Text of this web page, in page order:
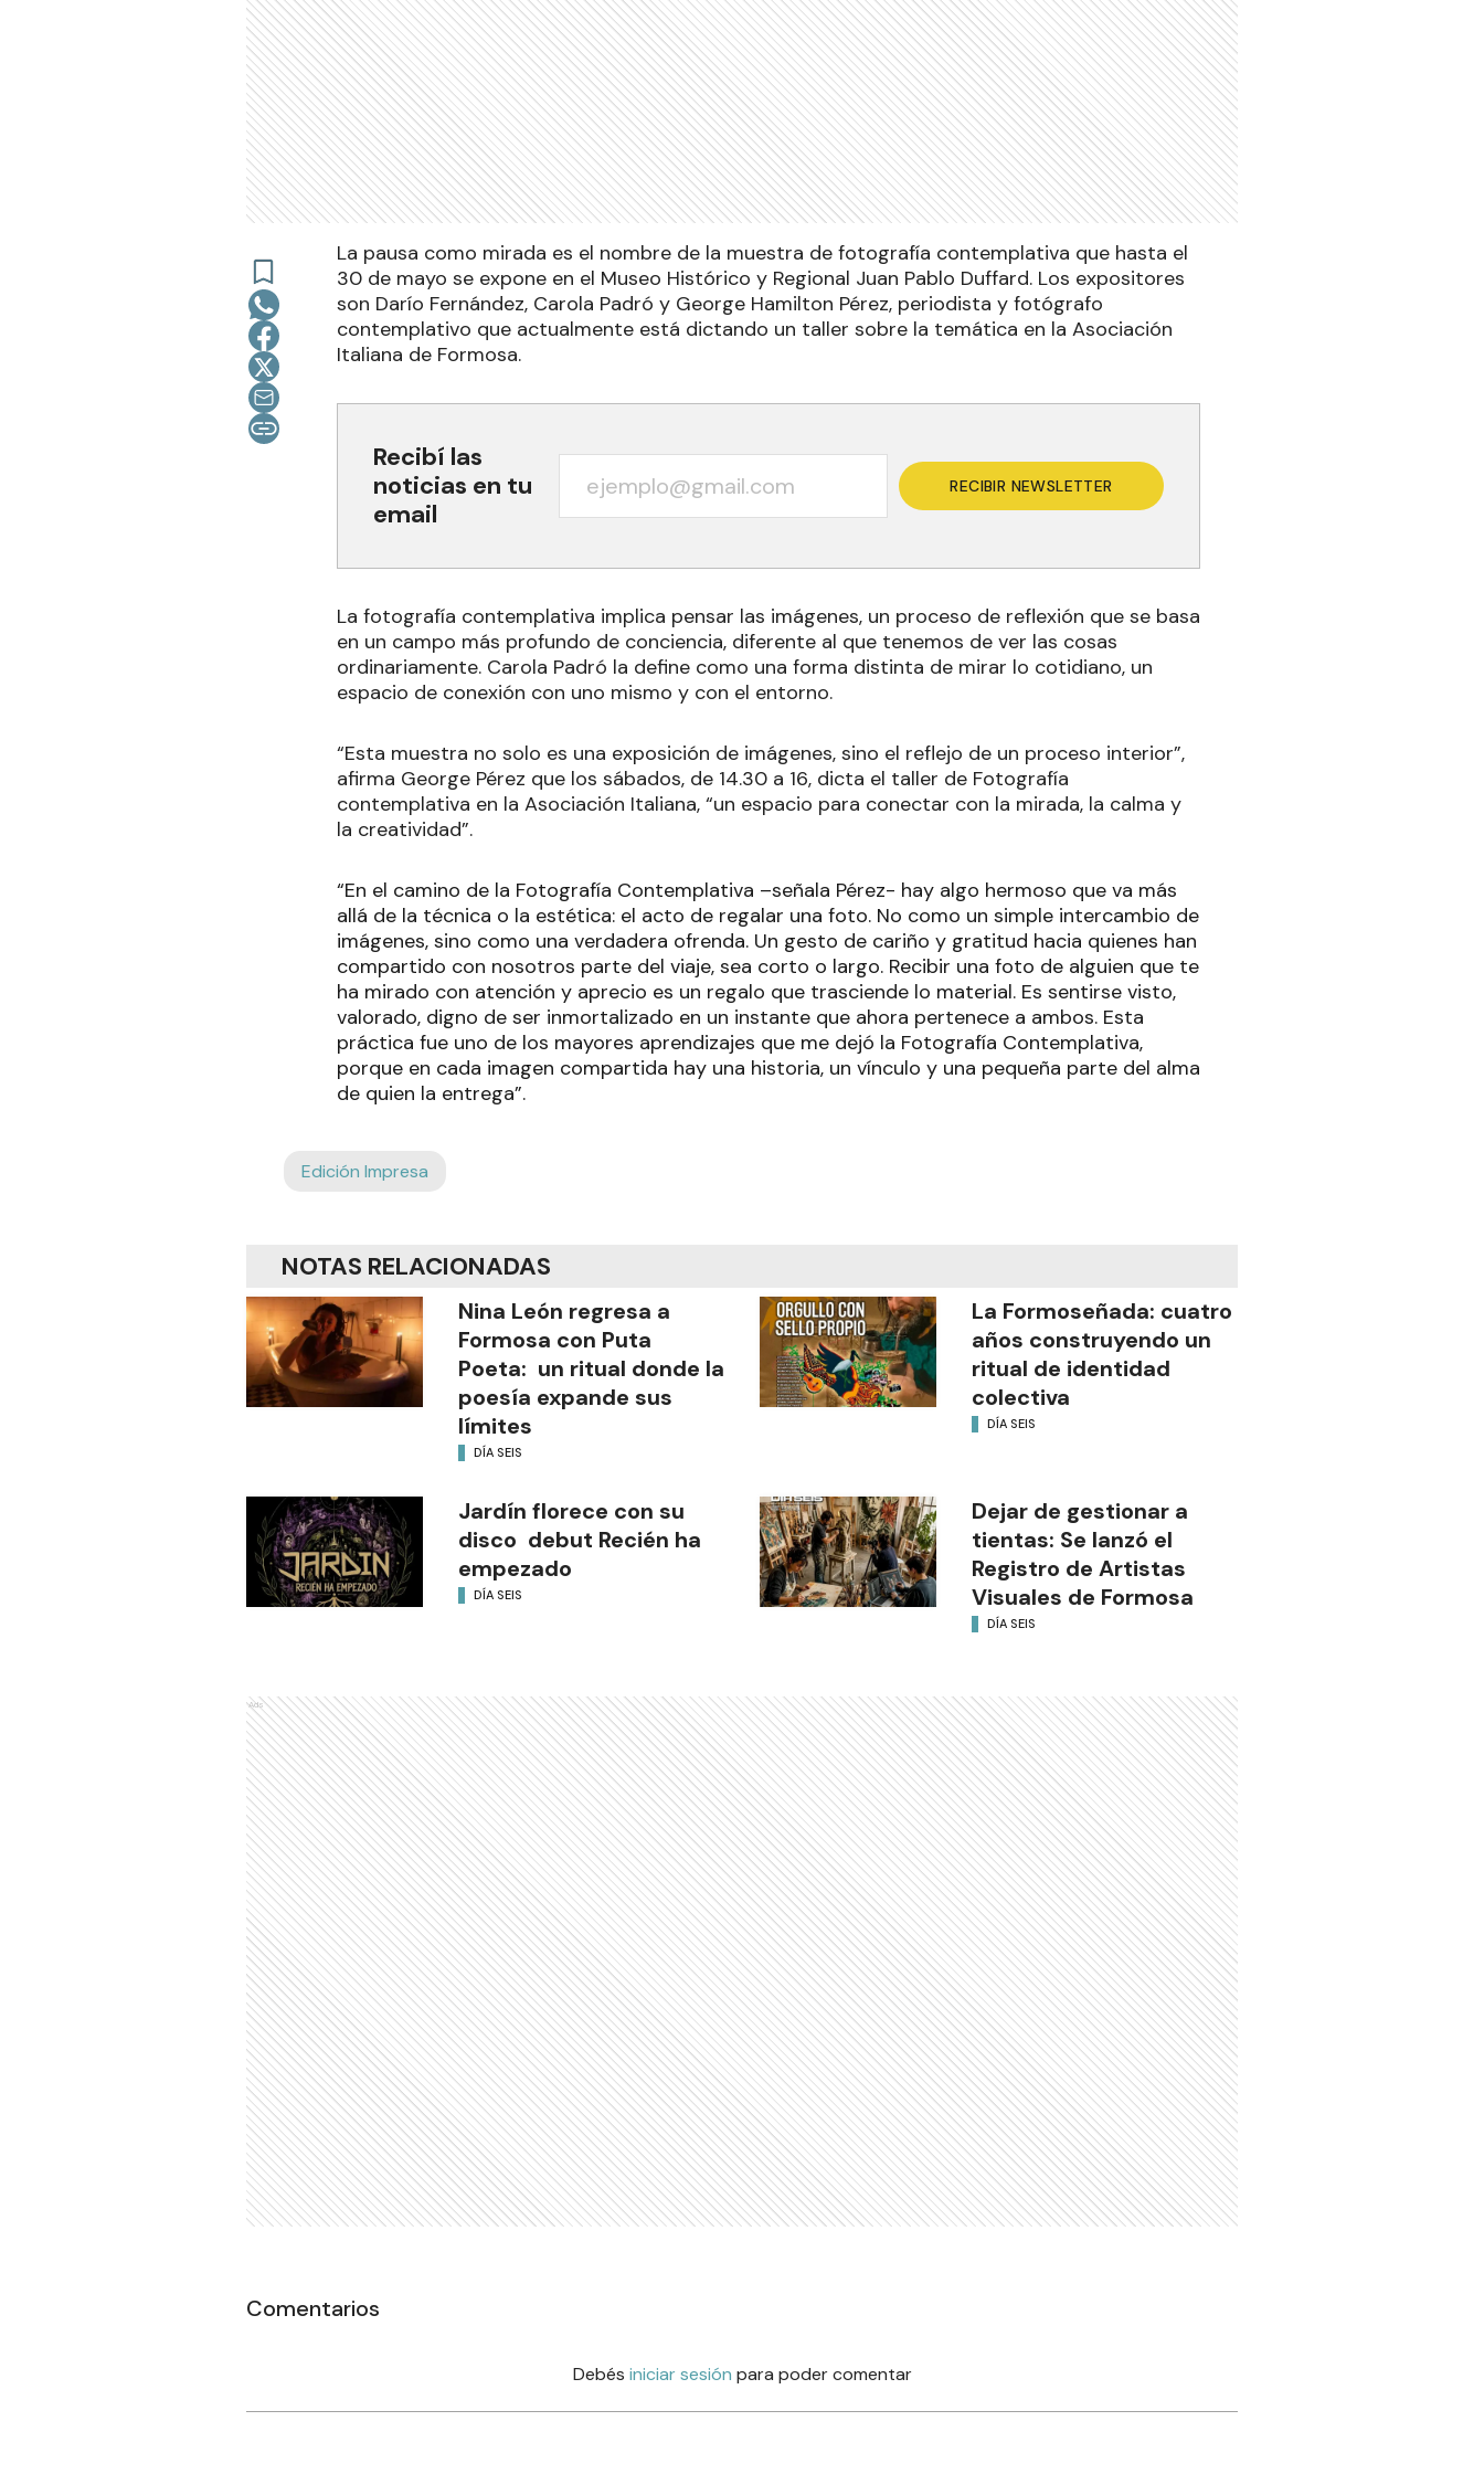
La pausa como mirada es el nombre de la muestra de fotografía contemplativa que hasta el
30 de mayo se expone en el Museo Histórico y Regional Juan Pablo Duffard. Los expositores
son Darío Fernández, Carola Padró y George Hamilton Pérez, periodista y fotógrafo
contemplativo que actualmente está dictando un taller sobre la temática en la Asociación
Italiana de Formosa.
Recibí las
noticias en tu
email
RECIBIR NEWSLETTER
La fotografía contemplativa implica pensar las imágenes, un proceso de reflexión que se basa
en un campo más profundo de conciencia, diferente al que tenemos de ver las cosas
ordinariamente. Carola Padró la define como una forma distinta de mirar lo cotidiano, un
espacio de conexión con uno mismo y con el entorno.
“Esta muestra no solo es una exposición de imágenes, sino el reflejo de un proceso interior”,
afirma George Pérez que los sábados, de 14.30 a 16, dicta el taller de Fotografía
contemplativa en la Asociación Italiana, “un espacio para conectar con la mirada, la calma y
la creatividad”.
“En el camino de la Fotografía Contemplativa –señala Pérez- hay algo hermoso que va más
allá de la técnica o la estética: el acto de regalar una foto. No como un simple intercambio de
imágenes, sino como una verdadera ofrenda. Un gesto de cariño y gratitud hacia quienes han
compartido con nosotros parte del viaje, sea corto o largo. Recibir una foto de alguien que te
ha mirado con atención y aprecio es un regalo que trasciende lo material. Es sentirse visto,
valorado, digno de ser inmortalizado en un instante que ahora pertenece a ambos. Esta
práctica fue uno de los mayores aprendizajes que me dejó la Fotografía Contemplativa,
porque en cada imagen compartida hay una historia, un vínculo y una pequeña parte del alma
de quien la entrega”.
Edición Impresa
NOTAS RELACIONADAS
Nina León regresa a
Formosa con Puta
Poeta: un ritual donde la
poesía expande sus
límites
DÍA SEIS
La Formoseñada: cuatro
años construyendo un
ritual de identidad
colectiva
DÍA SEIS
Jardín florece con su
disco debut Recién ha
empezado
DÍA SEIS
Dejar de gestionar a
tientas: Se lanzó el
Registro de Artistas
Visuales de Formosa
DÍA SEIS
Ads
Comentarios
Debés iniciar sesión para poder comentar